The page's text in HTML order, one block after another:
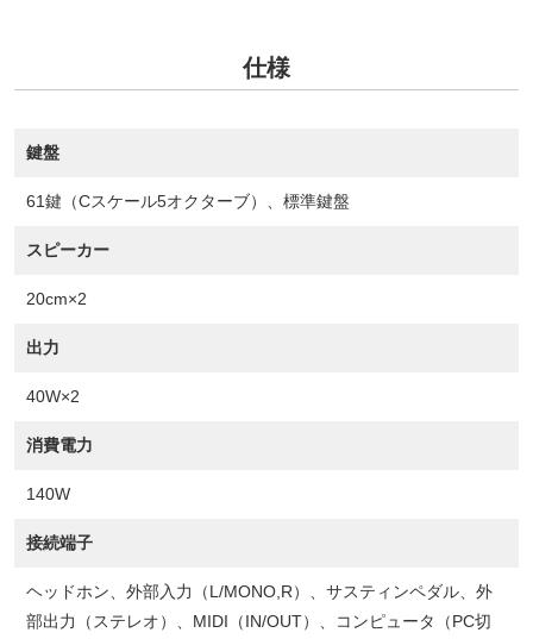
仕様
鍵盤
61鍵（Cスケール5オクターブ）、標準鍵盤
スピーカー
20cm×2
出力
40W×2
消費電力
140W
接続端子
ヘッドホン、外部入力（L/MONO,R）、サスティンペダル、外
部出力（ステレオ）、MIDI（IN/OUT）、コンピュータ（PC切